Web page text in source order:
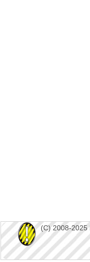
(C) 2008-2025